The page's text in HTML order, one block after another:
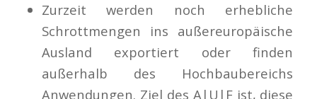
Zurzeit werden noch erhebliche
Schrottmengen ins außereuropäische
Ausland exportiert oder finden
außerhalb des Hochbaubereichs
Anwendungen. Ziel des A|U|F ist, diese